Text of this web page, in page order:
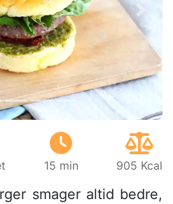
15 min 905 Kcal
smager altid bedre,